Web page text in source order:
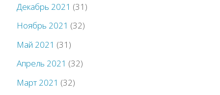
Декабрь 2021 (31)
Ноябрь 2021 (32)
Май 2021 (31)
Апрель 2021 (32)
Март 2021 (32)